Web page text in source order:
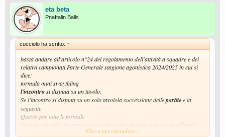
eta beta
Pnaftalin Balls
cucciolo ha scritto: ↑
basta andare all'articolo n°24 del regolamento dell'attività a squadre e dei
relativi campionati Parte Generale stagione agonistica 2024/2025 in cui si
dice:
formula mini swaythling
l'incontrosi disputa su un tavolo.
Se l'incontro si disputa su un solo tavolola successione dellepartitee la
seguente
Questo per tutte le formule
Sarò un cucciolo,ma conosco i regolamenti e Renaga a preso un abbaglio
--- Messaggio Unito Automaticamente,11 Mar 2025
Clicca per espandere...